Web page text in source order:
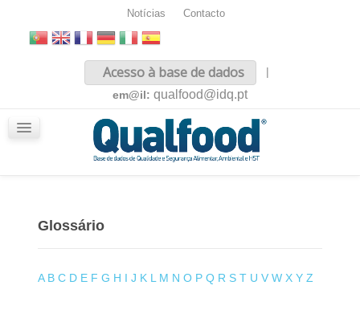
Notícias Contacto
Acesso à base de dados
|
em@il: qualfood@idq.pt
Glossário
A B C D E F G H I J K L M N O P Q R S T U V W X Y Z